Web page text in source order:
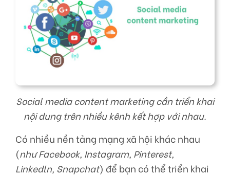
Social media content marketing cần triển khai
nội dung trên nhiều kênh kết hợp với nhau.
Có nhiều nền tảng mạng xã hội khác nhau
(như Facebook, Instagram, Pinterest,
Linkedln, Snapchat) để bạn có thể triển khai